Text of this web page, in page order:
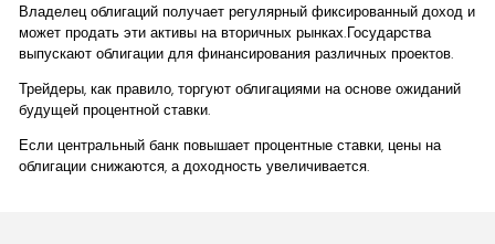
Владелец облигаций получает регулярный фиксированный доход и
может продать эти активы на вторичных рынках.Государства
выпускают облигации для финансирования различных проектов.
Трейдеры, как правило, торгуют облигациями на основе ожиданий
будущей процентной ставки.
Если центральный банк повышает процентные ставки, цены на
облигации снижаются, а доходность увеличивается.